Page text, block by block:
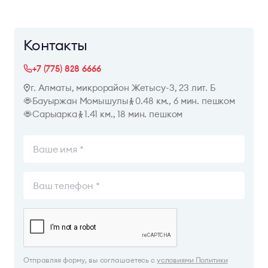
Контакты
+7 (775) 828 6666
г. Алматы, микрорайон Жетысу-3, 23 лит. Б
Бауыржан Момышулы
0.48 км., 6 мин. пешком
Сарыарка
1.41 км., 18 мин. пешком
Отправляя форму, вы соглашаетесь с условиями Политики